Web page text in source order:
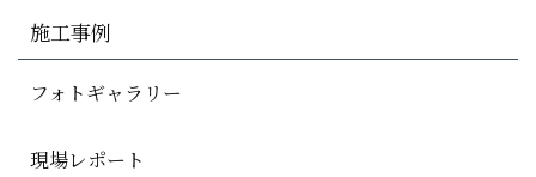
施工事例
フォトギャラリー
現場レポート